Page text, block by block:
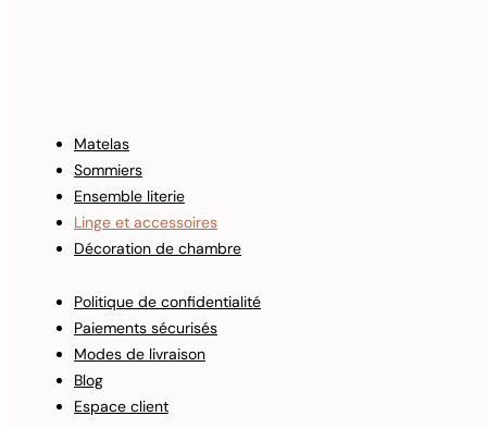
Matelas
Sommiers
Ensemble literie
Linge et accessoires
Décoration de chambre
Politique de confidentialité
Paiements sécurisés
Modes de livraison
Blog
Espace client